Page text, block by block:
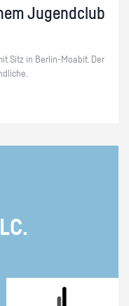
Ju­gend­club
Sitz in Ber­lin-Moa­bit. Der